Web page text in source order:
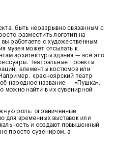
быть неразрывно связанным с
разместить логотип на
работаете с художественным
музея может отсылать к
архитектуры здания — всё это
Театральные проекты
элементы костюмов или
красноярский театр
народное название — «Пушка».
можно найти в их сувенирной
роль: ограниченные
для временных выставок или
и создают повышенный
просто сувениром, а